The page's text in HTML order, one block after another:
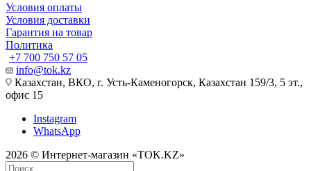
Условия оплаты
Условия доставки
Гарантия на товар
Политика
+7 700 750 57 05
info@tok.kz
Казахстан, ВКО, г. Усть-Каменогорск, Казахстан 159/3, 5 эт.,
офис 15
Instagram
WhatsApp
2026 © Интернет-магазин «TOK.KZ»